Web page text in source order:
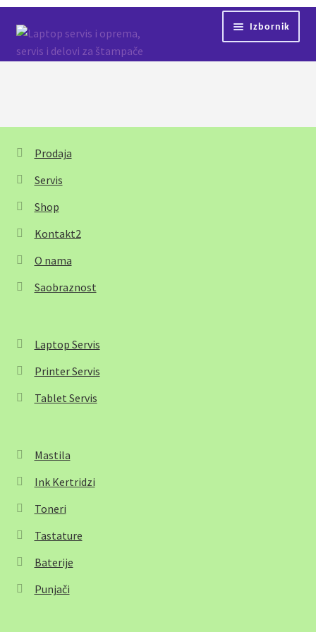
na
navigaciju
na
sadržaj
Izbornik
Početna
Shop
Prodaja
Servis
Shop
Kontakt2
O nama
Saobraznost
Laptop Servis
Printer Servis
Tablet Servis
Mastila
Ink Kertridzi
Toneri
Tastature
Baterije
Punjači